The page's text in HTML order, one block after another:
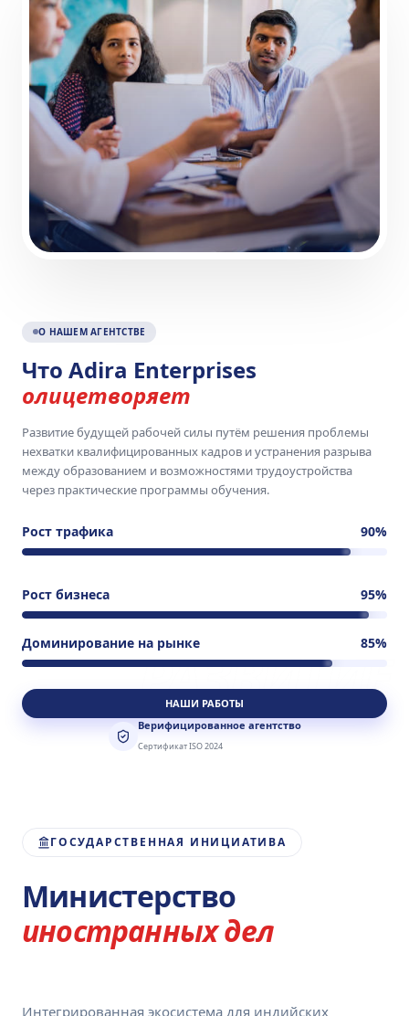
РАЗВИТИЕ
О НАШЕМ АГЕНТСТВЕ
Что Adira Enterprises
олицетворяет
Развитие будущей рабочей силы путём решения проблемы
нехватки квалифицированных кадров и устранения разрыва
между образованием и возможностями трудоустройства
через практические программы обучения.
Рост трафика 90%
Рост бизнеса 95%
Доминирование на рынке 85%
НАШИ РАБОТЫ
Верифицированное агентство
Сертификат ISO 2024
ГОСУДАРСТВЕННАЯ ИНИЦИАТИВА
Министерство
иностранных дел
Интегрированная экосистема для индийских